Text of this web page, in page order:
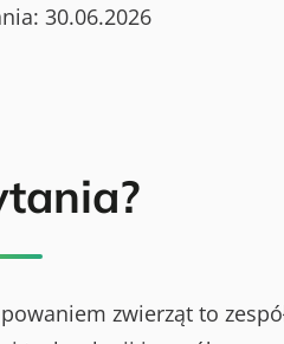
30.06.2026
zwierząt to